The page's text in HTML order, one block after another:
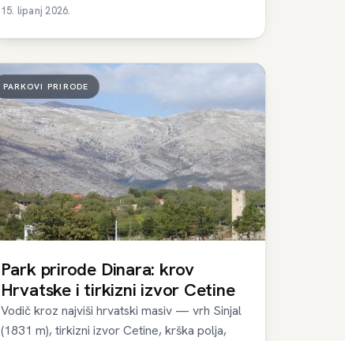
15. lipanj 2026.
PARKOVI PRIRODE
Park prirode Dinara: krov
Hrvatske i tirkizni izvor Cetine
Vodič kroz najviši hrvatski masiv — vrh Sinjal
(1831 m), tirkizni izvor Cetine, krška polja,